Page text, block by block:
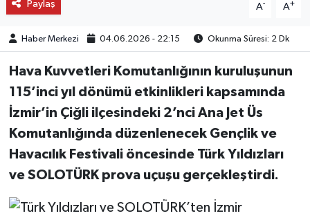
Paylaş A- A+
Haber Merkezi 04.06.2026 - 22:15 Okunma Süresi: 2 Dk
Hava Kuvvetleri Komutanlığının kuruluşunun
115’inci yıl dönümü etkinlikleri kapsamında
İzmir’in Çiğli ilçesindeki 2’nci Ana Jet Üs
Komutanlığında düzenlenecek Gençlik ve
Havacılık Festivali öncesinde Türk Yıldızları
ve SOLOTÜRK prova uçuşu gerçekleştirdi.